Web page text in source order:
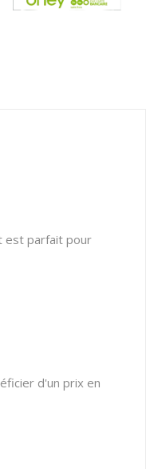
est parfait pour
d'un prix en